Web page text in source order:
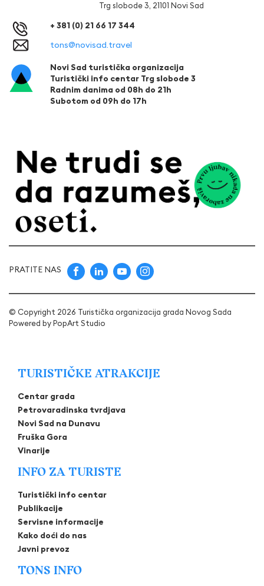
Trg slobode 3, 21101 Novi Sad
+ 381 (0) 21 66 17 344
tons@novisad.travel
Novi Sad turistička organizacija
Turistički info centar Trg slobode 3
Radnim danima od 08h do 21h
Subotom od 09h do 17h
PRATITE NAS
© Copyright 2026 Turistička organizacija grada Novog Sada
Powered byPopArt Studio
TURISTIČKE ATRAKCIJE
Centar grada
Petrovaradinska tvrdjava
Novi Sad na Dunavu
Fruška Gora
Vinarije
INFO ZA TURISTE
Turistički info centar
Publikacije
Servisne informacije
Kako doći do nas
Javni prevoz
TONS INFO